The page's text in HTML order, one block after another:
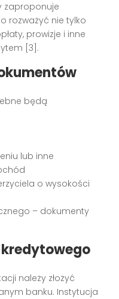
zaproponuje
rozważyć nie tylko
prowizje i inne
[3].
będą
lub inne
o wysokości
– dokumenty
kredytowego
należy złożyć
banku. Instytucja